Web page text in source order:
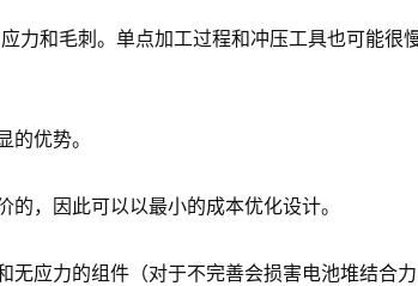
力和毛刺。单点加工过程和冲压工具也可能很
的优势。
，因此可以以最小的成本优化设计。
应力的组件（对于不完善会损害电池堆结合